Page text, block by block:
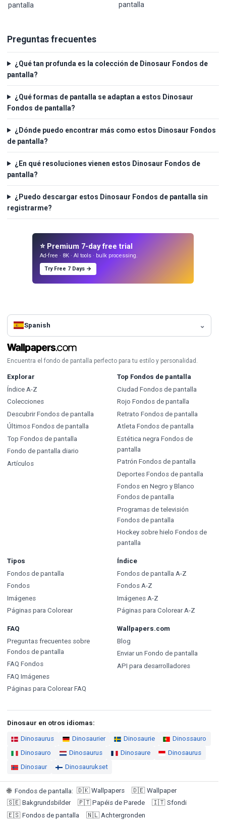
pantalla
pantalla
Preguntas frecuentes
¿Qué tan profunda es la colección de Dinosaur Fondos de
pantalla?
¿Qué formas de pantalla se adaptan a estos Dinosaur
Fondos de pantalla?
¿Dónde puedo encontrar más como estos Dinosaur Fondos
de pantalla?
¿En qué resoluciones vienen estos Dinosaur Fondos de
pantalla?
¿Puedo descargar estos Dinosaur Fondos de pantalla sin
registrarme?
⭐ Premium 7-day free trial
Ad-free · 8K · AI tools · bulk processing.
Try Free 7 Days →
Spanish
Encuentra el fondo de pantalla perfecto para tu estilo y personalidad.
Explorar
Índice A-Z
Colecciones
Descubrir Fondos de pantalla
Últimos Fondos de pantalla
Top Fondos de pantalla
Fondo de pantalla diario
Artículos
Top Fondos de pantalla
Ciudad Fondos de pantalla
Rojo Fondos de pantalla
Retrato Fondos de pantalla
Atleta Fondos de pantalla
Estética negra Fondos de
pantalla
Patrón Fondos de pantalla
Deportes Fondos de pantalla
Fondos en Negro y Blanco
Fondos de pantalla
Programas de televisión
Fondos de pantalla
Hockey sobre hielo Fondos de
pantalla
Tipos
Fondos de pantalla
Fondos
Imágenes
Páginas para Colorear
Índice
Fondos de pantalla A-Z
Fondos A-Z
Imágenes A-Z
Páginas para Colorear A-Z
FAQ
Preguntas frecuentes sobre
Fondos de pantalla
FAQ Fondos
FAQ Imágenes
Páginas para Colorear FAQ
Wallpapers.com
Blog
Enviar un Fondo de pantalla
API para desarrolladores
Dinosaur en otros idiomas:
Dinosaurus Dinosaurier Dinosaurie
Dinossauro
Dinosauro
Dinosaurus Dinosaure
Dinosaurus
Dinosaur
Dinosaurukset
🌐 Fondos de pantalla: 🇩🇰 Wallpapers 🇩🇪 Wallpaper
🇸🇪 Bakgrundsbilder 🇵🇹 Papéis de Parede 🇮🇹 Sfondi
🇪🇸 Fondos de pantalla 🇳🇱 Achtergronden